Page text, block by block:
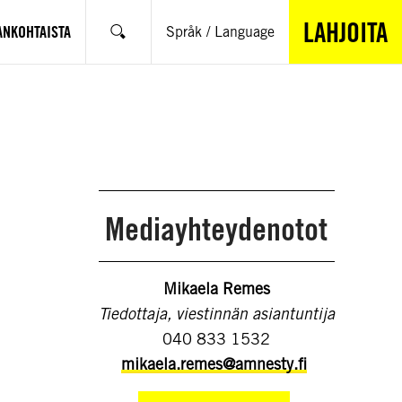
Hae Språk / Language LAHJOITA
Mediayhteydenotot
Mikaela Remes
Tiedottaja, viestinnän asiantuntija
040 833 1532
mikaela.remes@amnesty.fi